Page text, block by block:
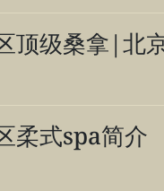
顶级桑拿|北
柔式spa简介